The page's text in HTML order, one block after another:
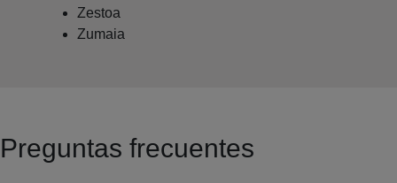
Zestoa
Zumaia
Preguntas frecuentes